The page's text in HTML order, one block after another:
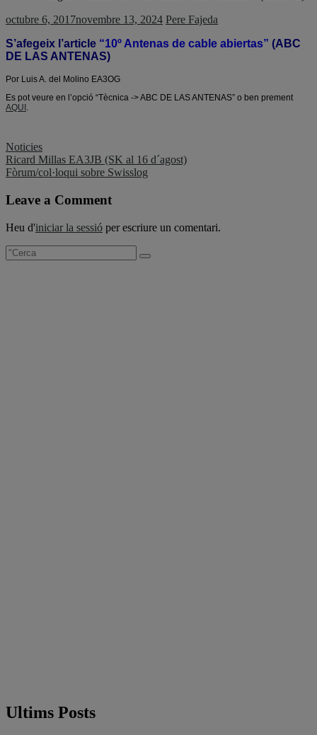
octubre 6, 2017novembre 13, 2024 Pere Fajeda
S’afegeix l’article “10º Antenas de cable abiertas” (ABC
DE LAS ANTENAS)
Por Luis A. del Molino EA3OG
Es pot veure en l’opció “Tècnica -> ABC DE LAS ANTENAS” o ben prement
AQUI .
Noticies
Navegació
d'entrades
Ricard Millas EA3JB (SK al 16 d´agost)
Fòrum/col·loqui sobre Swisslog
Leave a Comment
Heu d'iniciar la sessió per escriure un comentari.
Ultims Posts